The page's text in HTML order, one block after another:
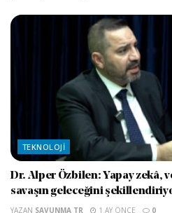
TEKNOLOJI
Dr. Alper Özbilen: Yapay zekâ,
savaşın geleceğini
YAZAN SAVUNMA TR 1 AY ÖNCE 0